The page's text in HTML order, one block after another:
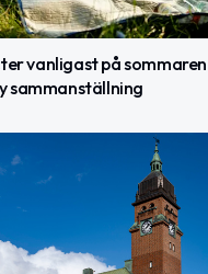
vanligast på sommaren
sammanställning